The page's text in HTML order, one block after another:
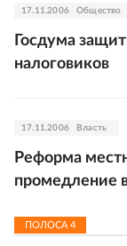
17.11.2006 Общество
Госдума
налоговиков
17.11.2006 Власть
Реформа
промедление
ПОЛОСА 4